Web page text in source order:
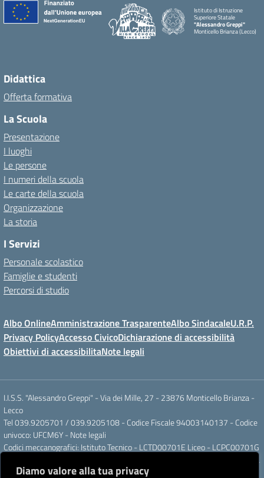
Diamo valore alla tua privacy
Istituto di Istruzione
Superiore Statale
"Alessandro Greppi"
Monticello Brianza (Lecco)
Didattica
Offerta formativa
La Scuola
Presentazione
I luoghi
Le persone
I numeri della scuola
Le carte della scuola
Organizzazione
La storia
I Servizi
Personale scolastico
Famiglie e studenti
Percorsi di studio
Albo OnlineAmministrazione TrasparenteAlbo SindacaleU.R.P.
Privacy PolicyAccesso CivicoDichiarazione di accessibilità
Obiettivi di accessibilitaNote legali
I.I.S.S. "Alessandro Greppi" - Via dei Mille, 27 - 23876 Monticello Brianza -
Lecco
Tel 039.9205701 / 039.9205108 - Codice Fiscale 94003140137 - Codice
univoco: UFCM6Y - Note legali
Codici meccanografici: Istituto Tecnico - LCTD00701E Liceo - LCPC00701G
Posta elettronica ordinaria: LCIS007008@ISTRUZIONE.IT Posta elettronica
certificata: LCIS007008@PEC.ISTRUZIONE.IT